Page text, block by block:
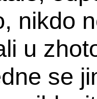
nikdo
u
se